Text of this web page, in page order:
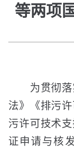
等两项
为贯彻落
法》《排污
污许可技术
证申请与核